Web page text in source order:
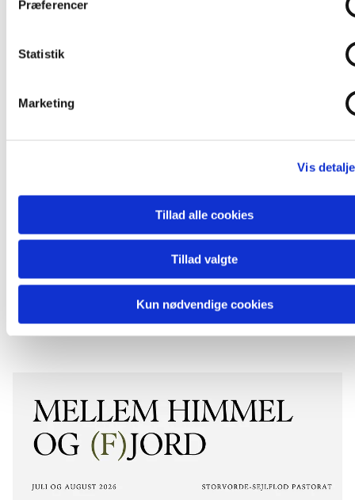
Præferencer
Statistik
Marketing
Vis
Tillad alle cookies
Tillad valgte
Kun nødvendige cookies
Følg med